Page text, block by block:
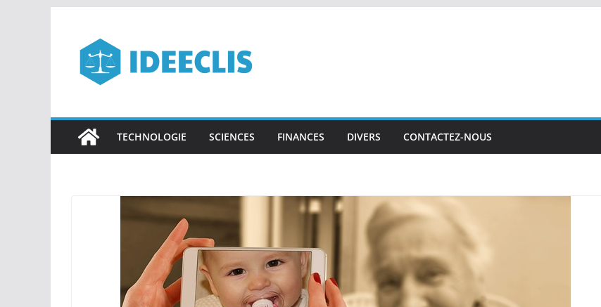
contenu
TECHNOLOGIE SCIENCES FINANCES DIVERS CONTACTEZ-NOUS